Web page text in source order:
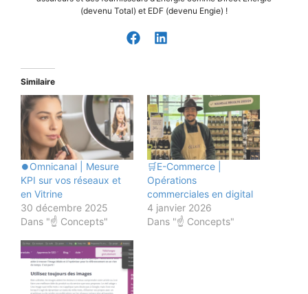
(devenu Total) et EDF (devenu Engie) !
Similaire
⏺️Omnicanal | Mesure
KPI sur vos réseaux et
en Vitrine
30 décembre 2025
Dans "☝️ Concepts"
🛒E-Commerce |
Opérations
commerciales en digital
4 janvier 2026
Dans "☝️ Concepts"